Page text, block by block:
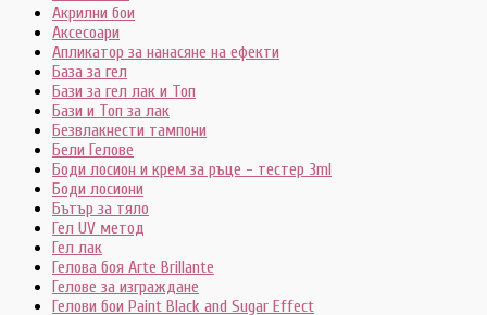
Акрилни бои
Аксесоари
Апликатор за нанасяне на ефекти
База за гел
Бази за гел лак и Топ
Бази и Топ за лак
Безвлакнести тампони
Бели Гелове
Боди лосион и крем за ръце - тестер 3ml
Боди лосиони
Бътър за тяло
Гел UV метод
Гел лак
Гелова боя Arte Brillante
Гелове за изграждане
Гелови бои Paint Black and Sugar Effect